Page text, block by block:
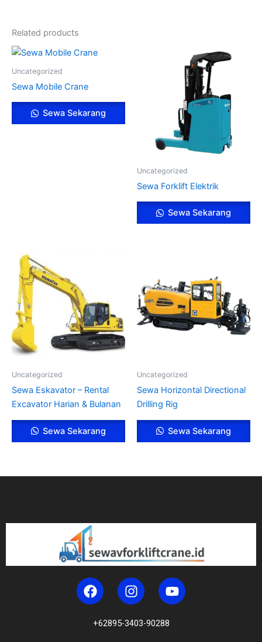
Related products
Uncategorized
Sewa Mobile Crane
Sewa Sekarang
Uncategorized
Sewa Forklift Elektrik
Sewa Sekarang
Uncategorized
Sewa Eskavator – Rental
Excavator Harian & Bulanan
Sewa Sekarang
Uncategorized
Sewa Horizontal Directional
Drilling Rig
Sewa Sekarang
F
a
e
I
n
t
Y
o
+62895-3403-90288